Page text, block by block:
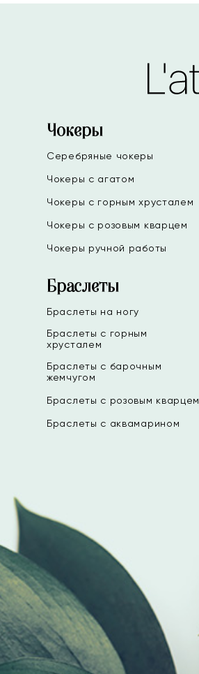
Чокеры
Серебряные чокеры
Чокеры с агатом
Чокеры с горным хрусталем
Чокеры с розовым кварцем
Чокеры ручной работы
Браслеты
Браслеты на ногу
Браслеты с горным
хрусталем
Браслеты с барочным
жемчугом
Браслеты с розовым кварцем
Браслеты с аквамарином